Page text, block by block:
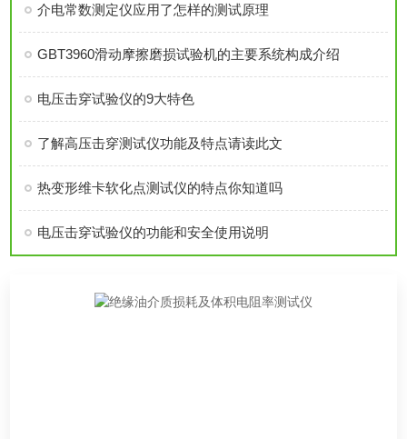
介电常数测定仪应用了怎样的测试原理
GBT3960滑动摩擦磨损试验机的主要系统构成介绍
电压击穿试验仪的9大特色
了解高压击穿测试仪功能及特点请读此文
热变形维卡软化点测试仪的特点你知道吗
电压击穿试验仪的功能和安全使用说明